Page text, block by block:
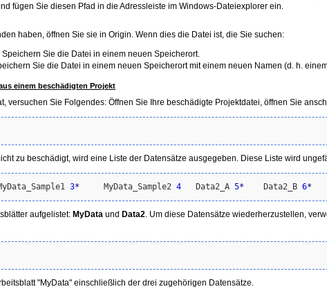
fügen Sie diesen Pfad in die Adressleiste im Windows-Dateiexplorer ein.
haben, öffnen Sie sie in Origin. Wenn dies die Datei ist, die Sie suchen:
Sie die Datei in einem neuen Speicherort.
Sie die Datei in einem neuen Speicherort mit einem neuen Namen (d. h.
einem beschädigten Projekt
versuchen Sie Folgendes: Öffnen Sie Ihre beschädigte Projektdatei, öffnen Sie
zu beschädigt, wird eine Liste der Datensätze ausgegeben. Diese Liste wird
3*
     MyData_Sample2
4
   Data2_A
5*
    Data2_B
6*
aufgelistet: MyData und Data2 . Um diese Datensätze wiederherzustellen,
"MyData" einschließlich der drei zugehörigen Datensätze.